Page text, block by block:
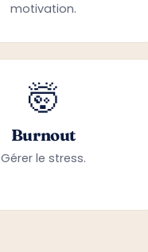
motivation.
🤯
Burnout
Gérer le stress.